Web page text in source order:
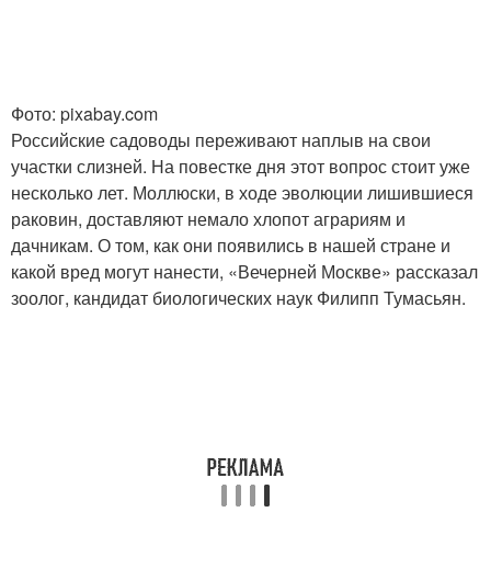
Фото: pixabay.com
Российские садоводы переживают наплыв на свои
участки слизней. На повестке дня этот вопрос стоит уже
несколько лет. Моллюски, в ходе эволюции лишившиеся
раковин, доставляют немало хлопот аграриям и
дачникам. О том, как они появились в нашей стране и
какой вред могут нанести, «Вечерней Москве» рассказал
зоолог, кандидат биологических наук Филипп Тумасьян.